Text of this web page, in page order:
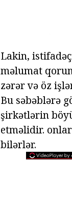
Lakin,
məlumat
zərər və öz
Bu səbəblərə
şirkətlərin
etməlidir.
bilərlər.